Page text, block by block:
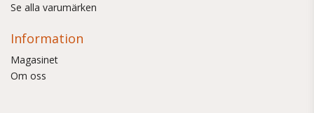
Se alla varumärken
Information
Magasinet
Om oss